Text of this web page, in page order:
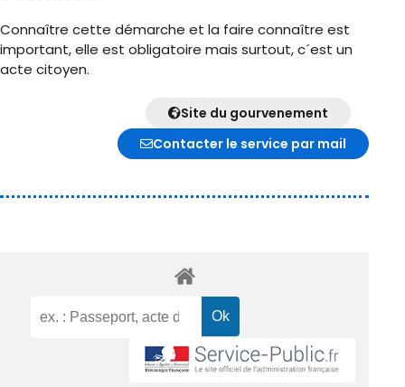
Connaître cette démarche et la faire connaître est
important, elle est obligatoire mais surtout, c´est un
acte citoyen.
Site du gourvenement
Contacter le service par mail